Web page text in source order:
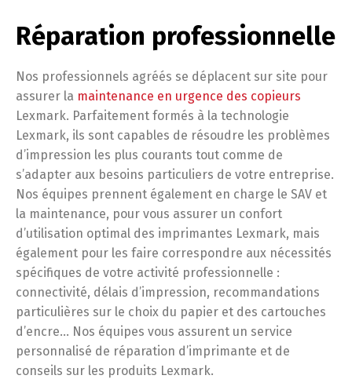
Réparation professionnelle
Nos professionnels agréés se déplacent sur site pour
assurer la maintenance en urgence des copieurs
Lexmark. Parfaitement formés à la technologie
Lexmark, ils sont capables de résoudre les problèmes
d’impression les plus courants tout comme de
s’adapter aux besoins particuliers de votre entreprise.
Nos équipes prennent également en charge le SAV et
la maintenance, pour vous assurer un confort
d’utilisation optimal des imprimantes Lexmark, mais
également pour les faire correspondre aux nécessités
spécifiques de votre activité professionnelle :
connectivité, délais d’impression, recommandations
particulières sur le choix du papier et des cartouches
d’encre… Nos équipes vous assurent un service
personnalisé de réparation d’imprimante et de
conseils sur les produits Lexmark.